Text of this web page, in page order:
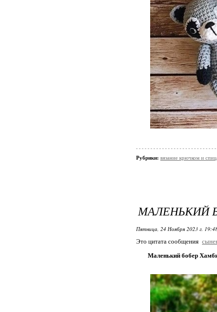
Рубрики: вязание крючком и
МАЛЕНЬКИЙ
Пятница, 24 Ноября 2023 г.
Это цитата сообщения
Маленький бобер